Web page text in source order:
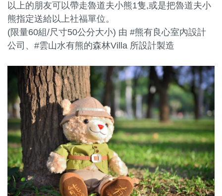
以上的朋友可以帶走魯道夫小熊1隻,或是把魯道夫小
熊指定送給以上社福單位。
(限量60組/尺寸50公分大小) 由 #熊有良心室內設計
公司、#雲山水有熊的森林Villa 所設計製造